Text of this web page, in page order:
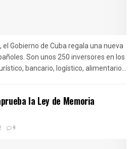
Gobierno de Cuba regala una nueva
Son unos 250 inversores en los
bancario, logístico, alimentario...
la Ley de Memoria
9